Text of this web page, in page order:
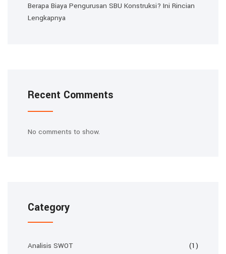
Berapa Biaya Pengurusan SBU Konstruksi? Ini Rincian
Lengkapnya
Recent Comments
No comments to show.
Category
Analisis SWOT (1)